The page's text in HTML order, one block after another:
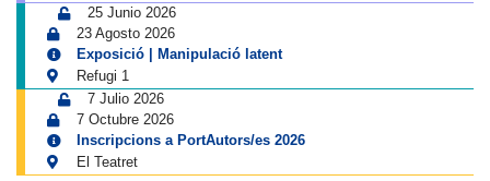
25 Junio 2026
23 Agosto 2026
Exposició | Manipulació latent
Refugi 1
7 Julio 2026
7 Octubre 2026
Inscripcions a PortAutors/es 2026
El Teatret